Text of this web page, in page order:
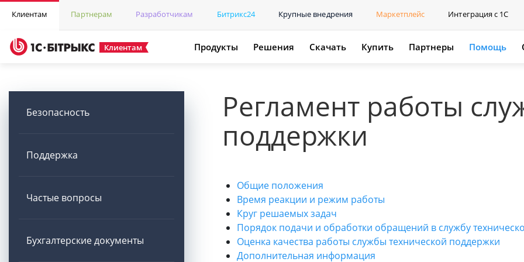
Клиентам Партнерам Разработчикам Битрикс24 Крупные внедрения Маркетплейс Интеграция с 1С
Клиентам Продукты Решения Скачать Купить Партнеры Помощь
Безопасность
Поддержка
Частые вопросы
Бухгалтерские документы
Регламент работы
поддержки
Общие положения
Время реакции и режим работы
Круг решаемых задач
Порядок подачи и обработки обращений в службу
Оценка качества работы службы технической поддержки
Дополнительная информация